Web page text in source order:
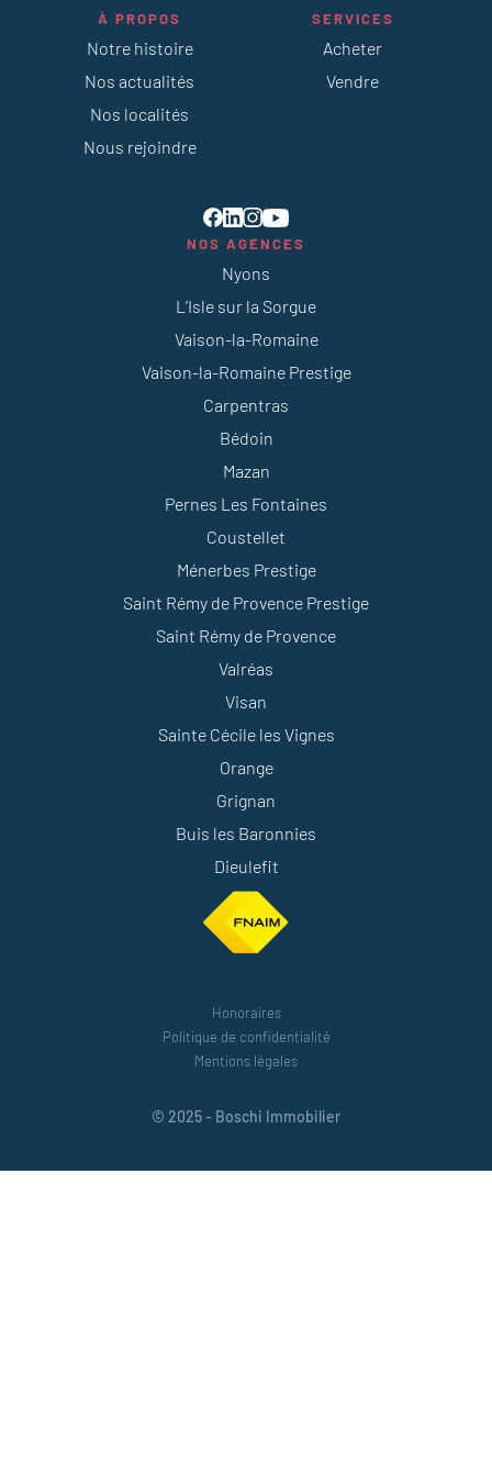
À PROPOS
Notre histoire
Nos actualités
Nos localités
Nous rejoindre
SERVICES
Acheter
Vendre
NOS AGENCES
Nyons
L’Isle sur la Sorgue
Vaison-la-Romaine
Vaison-la-Romaine Prestige
Carpentras
Bédoin
Mazan
Pernes Les Fontaines
Coustellet
Ménerbes Prestige
Saint Rémy de Provence Prestige
Saint Rémy de Provence
Valréas
Visan
Sainte Cécile les Vignes
Orange
Grignan
Buis les Baronnies
Dieulefit
Honoraires
Politique de confidentialité
Mentions légales
© 2025 - Boschi Immobilier